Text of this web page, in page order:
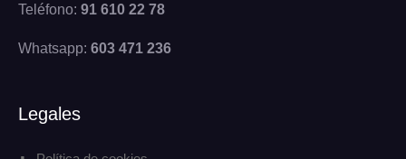
Teléfono: 91 610 22 78
Whatsapp: 603 471 236
Legales